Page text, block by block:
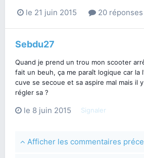
le 21 juin 2015 20 réponses
Sebdu27
Quand je prend un trou mon scooter
fait un beuh, ça me paraît logique car la
cuve se secoue et sa aspire mal mais il
régler sa ?
le 8 juin 2015 Signaler
Afficher les commentaires